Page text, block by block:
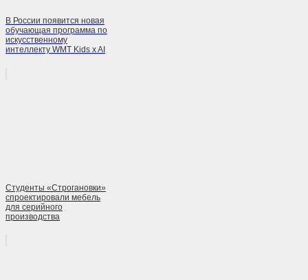
В России появится новая
обучающая программа по
искусственному
интеллекту WMT Kids x AI
Студенты «Строгановки»
спроектировали мебель
для серийного
производства